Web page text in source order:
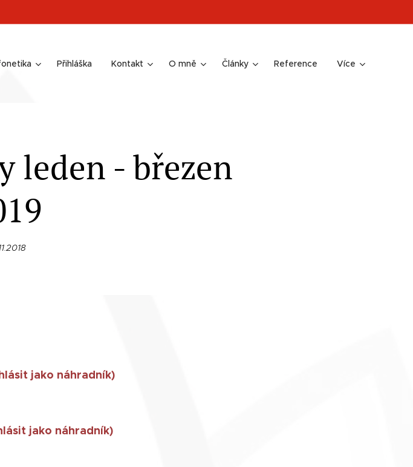
Přihláška Kontakt O mně Články Reference Více
leden - březen
jako náhradník)
jako náhradník)